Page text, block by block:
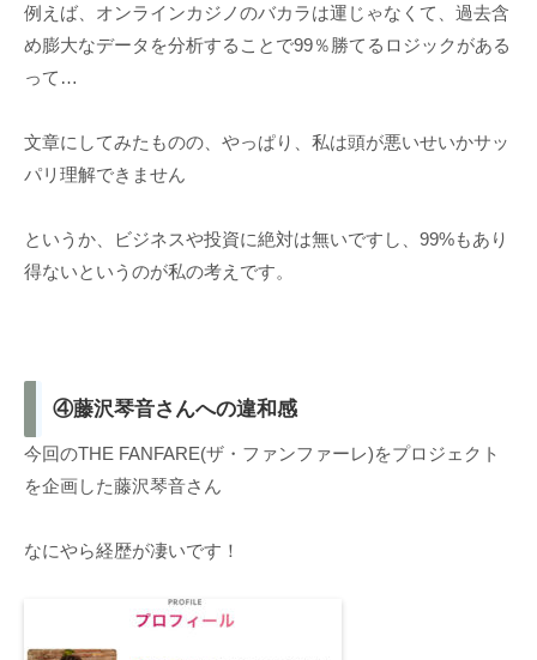
例えば、オンラインカジノのバカラは運じゃなくて、過去含
め膨大なデータを分析することで99％勝てるロジックがある
って…
文章にしてみたものの、やっぱり、私は頭が悪いせいかサッ
パリ理解できません
というか、ビジネスや投資に絶対は無いですし、99%もあり
得ないというのが私の考えです。
④藤沢琴音さんへの違和感
今回のTHE FANFARE(ザ・ファンファーレ)をプロジェクト
を企画した藤沢琴音さん
なにやら経歴が凄いです！